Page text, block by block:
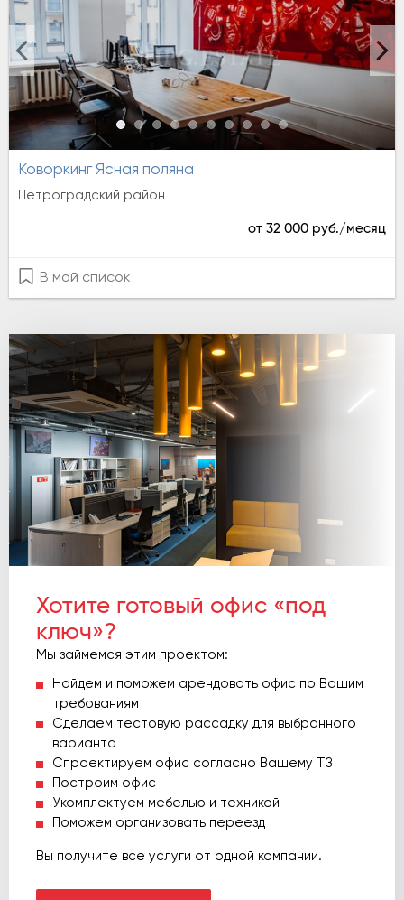
Коворкинг Ясная поляна
Петроградский район
от 32 000 руб./месяц
В мой список
Хотите готовый офис «под
ключ»?
Мы займемся этим проектом:
Найдем и поможем арендовать офис по Вашим
требованиям
Сделаем тестовую рассадку для выбранного
варианта
Спроектируем офис согласно Вашему ТЗ
Построим офис
Укомплектуем мебелью и техникой
Поможем организовать переезд
Вы получите все услуги от одной компании.